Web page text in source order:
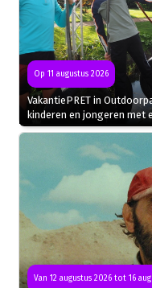
Op 11 augustus 2026
VakantiePRET in
kinderen en jongeren met
Van 12 augustus 2026 tot 16